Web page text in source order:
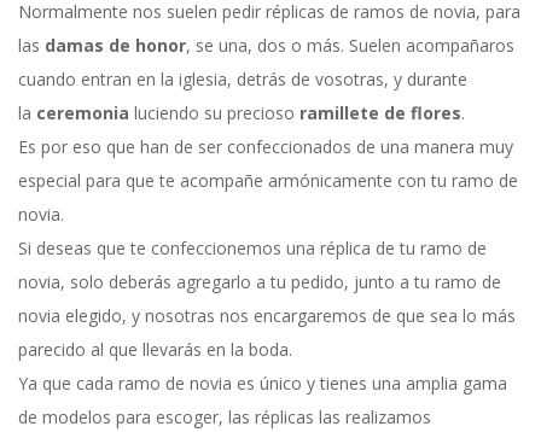
Normalmente nos suelen pedir réplicas de ramos de novia, para
las damas de honor, se una, dos o más. Suelen acompañaros
cuando entran en la iglesia, detrás de vosotras, y durante
la ceremonia luciendo su precioso ramillete de flores.
Es por eso que han de ser confeccionados de una manera muy
especial para que te acompañe armónicamente con tu ramo de
novia.
Si deseas que te confeccionemos una réplica de tu ramo de
novia, solo deberás agregarlo a tu pedido, junto a tu ramo de
novia elegido, y nosotras nos encargaremos de que sea lo más
parecido al que llevarás en la boda.
Ya que cada ramo de novia es único y tienes una amplia gama
de modelos para escoger, las réplicas las realizamos